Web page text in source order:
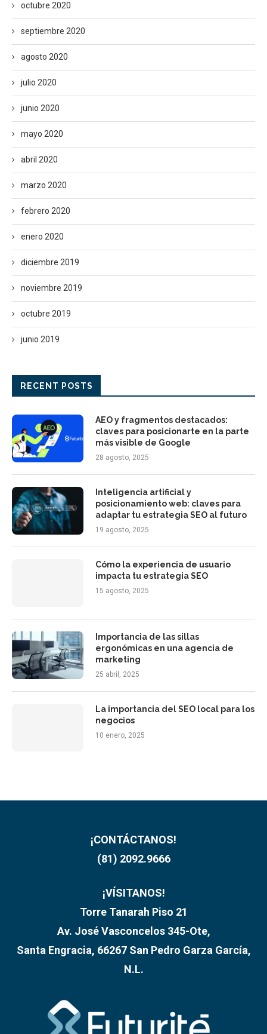
octubre 2020
septiembre 2020
agosto 2020
julio 2020
junio 2020
mayo 2020
abril 2020
marzo 2020
febrero 2020
enero 2020
diciembre 2019
noviembre 2019
octubre 2019
junio 2019
RECENT POSTS
AEO y fragmentos destacados:
claves para posicionarte en la parte
más visible de Google
28 agosto, 2025
Inteligencia artificial y
posicionamiento web: claves para
adaptar tu estrategia SEO al futuro
19 agosto, 2025
Cómo la experiencia de usuario
impacta tu estrategia SEO
15 agosto, 2025
Importancia de las sillas
ergonómicas en una agencia de
marketing
25 abril, 2025
La importancia del SEO local para los
negocios
10 enero, 2025
¡CONTÁCTANOS!
(81) 2092.9666
¡VÍSITANOS!
Torre Tanarah Piso 21
Av. José Vasconcelos 345-Ote,
Santa Engracia, 66267 San Pedro Garza García,
N.L.